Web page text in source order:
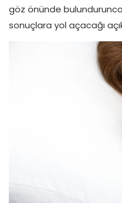
göz önünde
sonuçlara yol açacağı